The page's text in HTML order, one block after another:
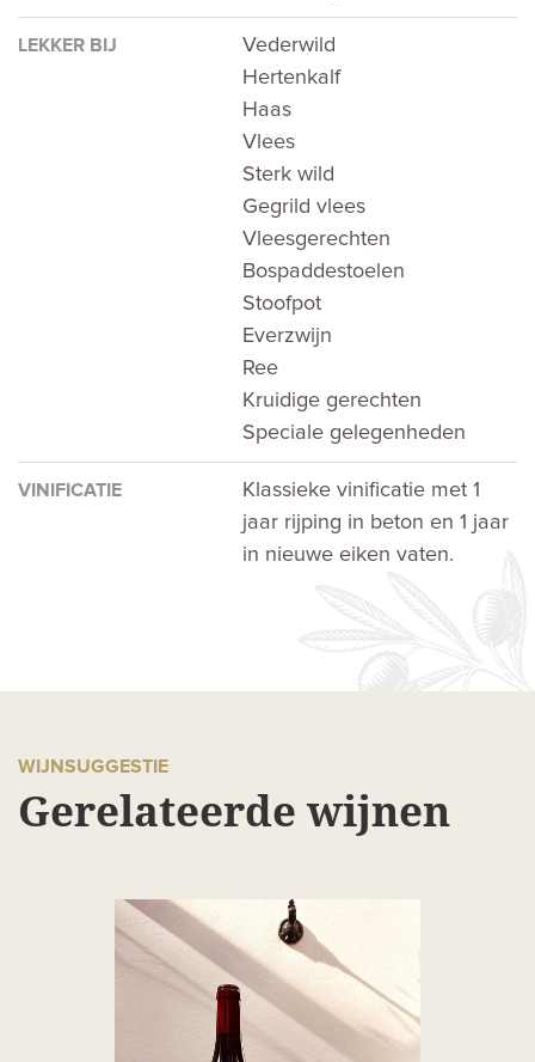
LEKKER BIJ
Vederwild
Hertenkalf
Haas
Vlees
Sterk wild
Gegrild vlees
Vleesgerechten
Bospaddestoelen
Stoofpot
Everzwijn
Ree
Kruidige gerechten
Speciale gelegenheden
VINIFICATIE
Klassieke vinificatie met 1
jaar rijping in beton en 1 jaar
in nieuwe eiken vaten.
WIJNSUGGESTIE
Gerelateerde wijnen